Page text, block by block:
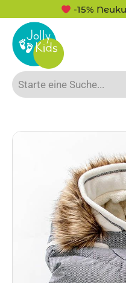
-15%